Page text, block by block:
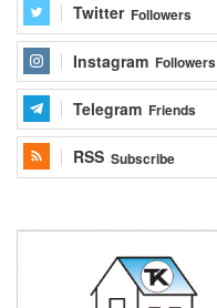
Twitter Followers
Instagram Followers
Telegram Friends
RSS Subscribe